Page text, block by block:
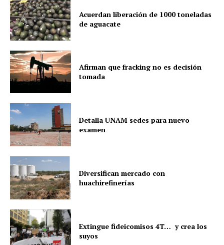
Acuerdan liberación de 1000 toneladas
de aguacate
Afirman que fracking no es decisión
tomada
Detalla UNAM sedes para nuevo
examen
Diversifican mercado con
huachirefinerías
Extingue fideicomisos 4T… y crea los
suyos